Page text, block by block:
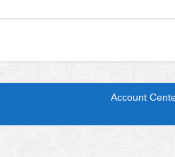
Account